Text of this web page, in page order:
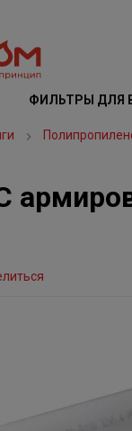
ФИЛЬТРЫ ДЛЯ